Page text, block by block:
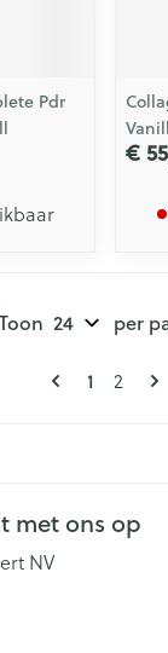
Pdr
€
Pagina's
U lees
1 Pagina
2
Toon per
met ons op
NV